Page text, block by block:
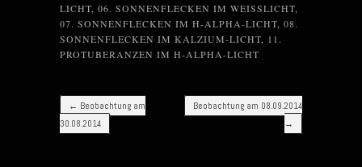
LICHT 06. SONNENFLECKEN IM WEISSLICHT
07. SONNENFLECKEN IM H-ALPHA-LICHT 08.
SONNENFLECKEN IM KALZIUM-LICHT
11.
PROTUBERANZEN IM H-ALPHA-LICHT
Post navigation
← Beobachtung am
30.08.2014
Beobachtung am 08.09.2014
→